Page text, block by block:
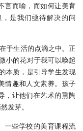
言而喻，而如何让美育
是我们亟待解决的问
于生活的点滴之中。正
小的花对于我可以唤起
本质，是引导学生发现
情趣和人文素养。孩子
，让他们在艺术的熏陶
发芽。
一些学校的美育课程流